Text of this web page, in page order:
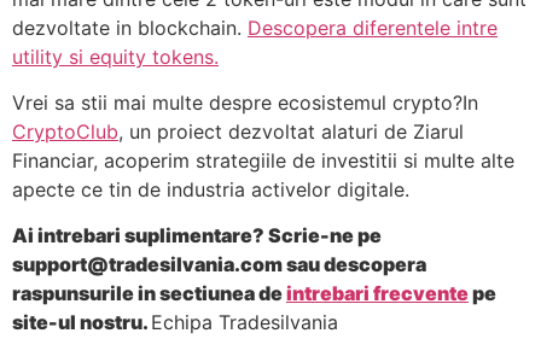
dezvoltate in blockchain. Descopera diferentele intre
utility si equity tokens.
Vrei sa stii mai multe despre ecosistemul crypto?In
CryptoClub, un proiect dezvoltat alaturi de Ziarul
Financiar, acoperim strategiile de investitii si multe alte
apecte ce tin de industria activelor digitale.
Ai intrebari suplimentare? Scrie-ne pe
support@tradesilvania.comsau descopera
raspunsurile in sectiunea deintrebari frecventepe
site-ul nostru. Echipa Tradesilvania